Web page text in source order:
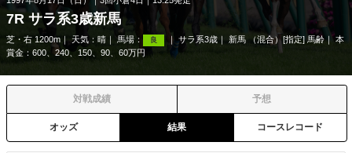
7R サラ系3歳新馬
芝・右 1200m 天気： 晴 馬場： 良 サラ系3歳 新馬 （混合）[指定] 馬齢
本
賞金：600、240、150、90、60万円
対戦成績 予想
オッズ 結果 コースレコード